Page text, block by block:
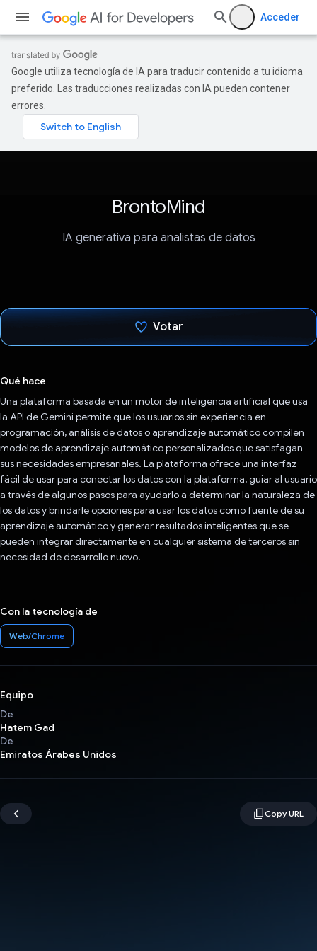
Acceder
Google utiliza tecnología de IA para traducir contenido a tu idioma
preferido. Las traducciones realizadas con IA pueden contener
errores.
BrontoMind
IA generativa para analistas de datos
Votar
Qué hace
Una plataforma basada en un motor de inteligencia artificial que usa
la API de Gemini permite que los usuarios sin experiencia en
programación, análisis de datos o aprendizaje automático compilen
modelos de aprendizaje automático personalizados que satisfagan
sus necesidades empresariales. La plataforma ofrece una interfaz
fácil de usar para conectar los datos con la plataforma, guiar al usuario
a través de algunos pasos para ayudarlo a determinar la naturaleza de
los datos y brindarle opciones para usar los datos como fuente de su
aprendizaje automático y generar resultados inteligentes que se
pueden integrar directamente en cualquier sistema de terceros sin
necesidad de desarrollo nuevo.
Con la tecnología de
Web/Chrome
Equipo
De
Hatem Gad
De
Emiratos Árabes Unidos